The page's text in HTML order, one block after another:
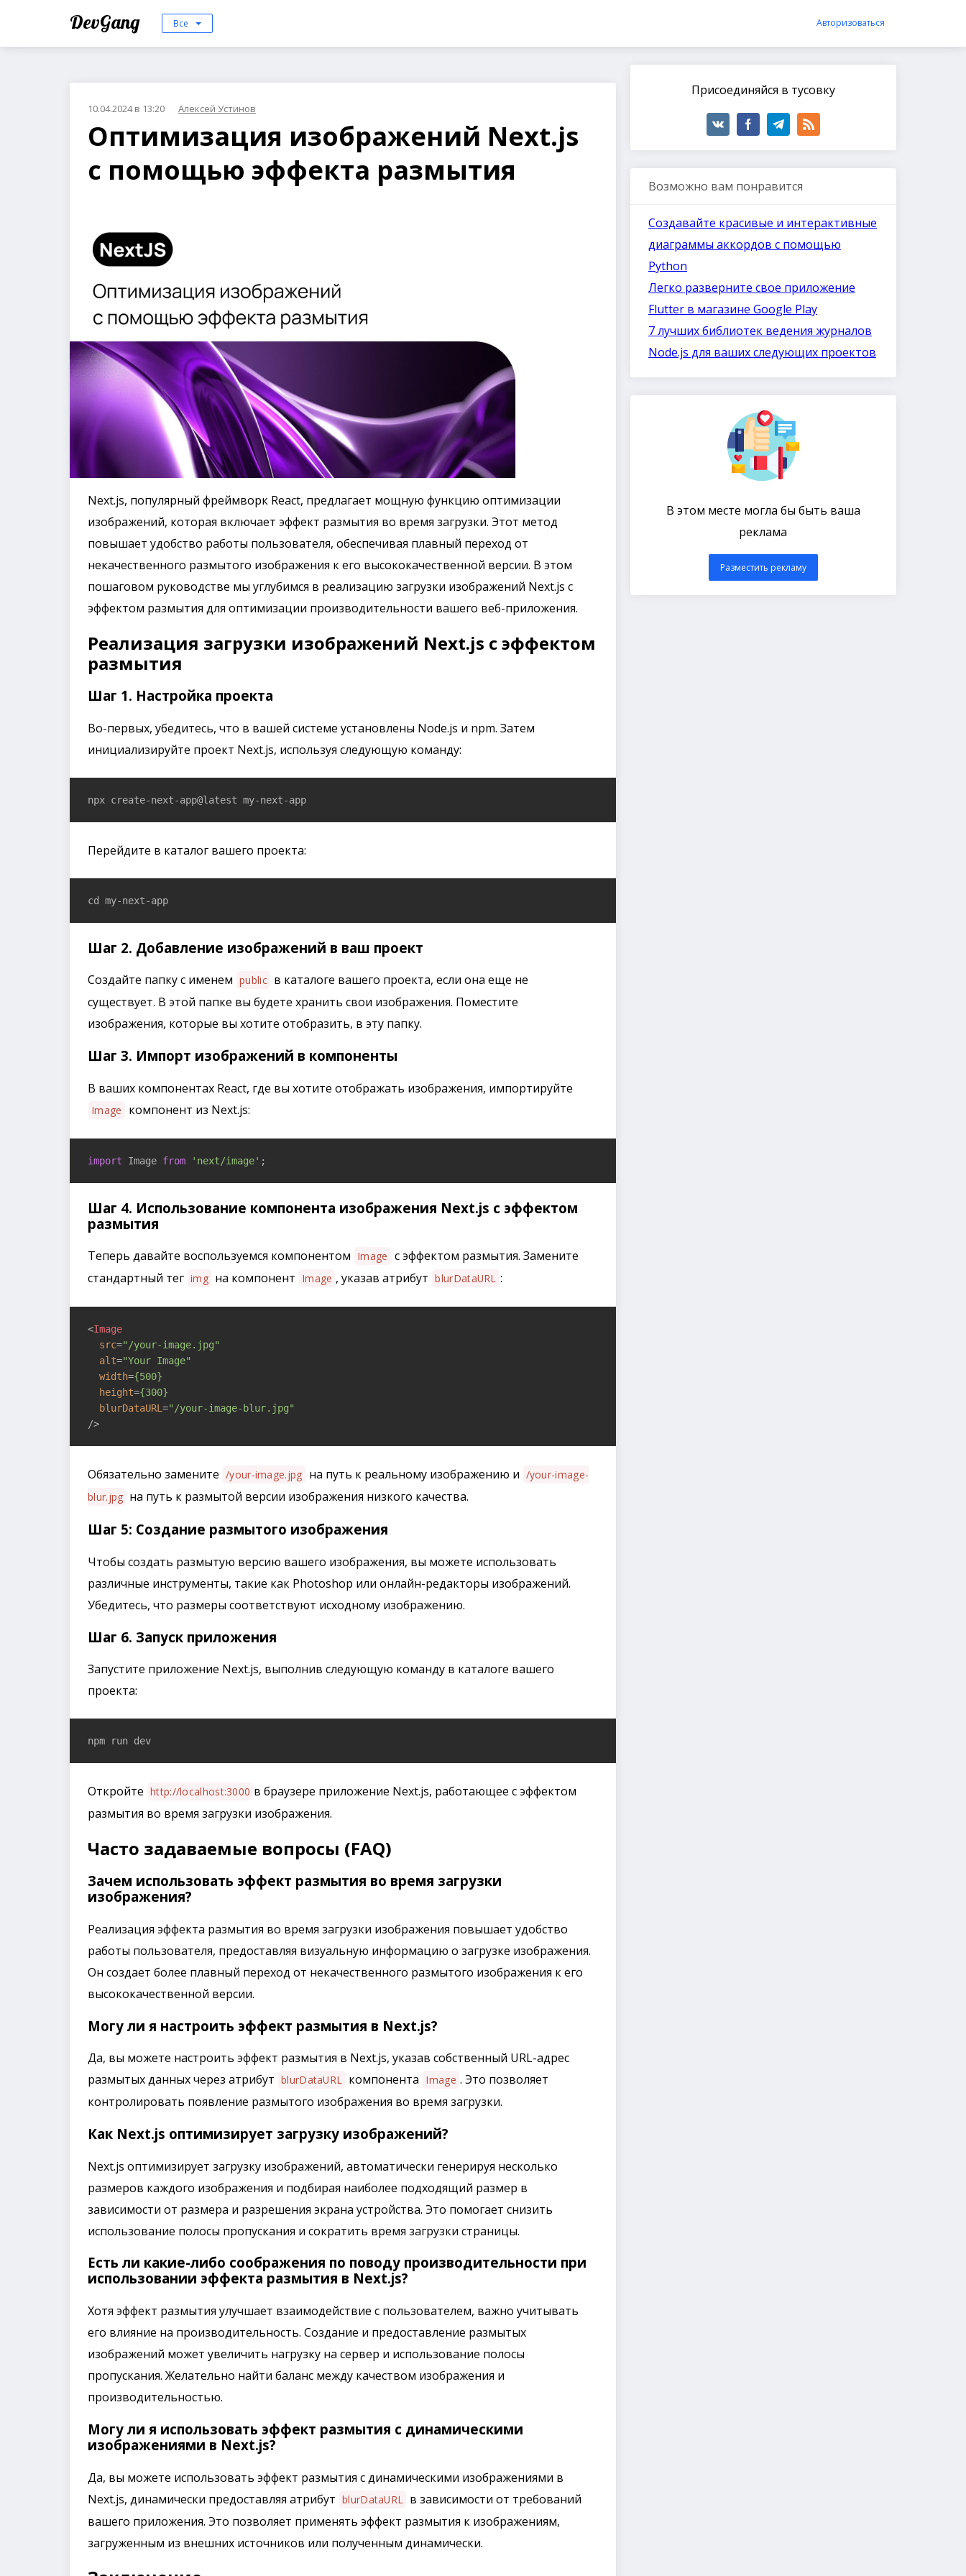
DevGang Все Авторизоваться
10.04.2024 в 13:20 Алексей Устинов
Оптимизация изображений Next.js
с помощью эффекта размытия
Next.js, популярный фреймворк React, предлагает мощную функцию оптимизации
изображений, которая включает эффект размытия во время загрузки. Этот метод
повышает удобство работы пользователя, обеспечивая плавный переход от
некачественного размытого изображения к его высококачественной версии. В этом
пошаговом руководстве мы углубимся в реализацию загрузки изображений Next.js с
эффектом размытия для оптимизации производительности вашего веб-приложения.
Реализация загрузки изображений Next.js с эффектом
размытия
Шаг 1. Настройка проекта
Во-первых, убедитесь, что в вашей системе установлены Node.js и npm. Затем
инициализируйте проект Next.js, используя следующую команду:
npx create-next-app@latest my-next-app
Перейдите в каталог вашего проекта:
cd my-next-app
Шаг 2. Добавление изображений в ваш проект
Создайте папку с именем public в каталоге вашего проекта, если она еще не
существует. В этой папке вы будете хранить свои изображения. Поместите
изображения, которые вы хотите отобразить, в эту папку.
Шаг 3. Импорт изображений в компоненты
В ваших компонентах React, где вы хотите отображать изображения, импортируйте
Image компонент из Next.js:
import Image from 'next/image' ;
Шаг 4. Использование компонента изображения Next.js с эффектом
размытия
Теперь давайте воспользуемся компонентом Image с эффектом размытия. Замените
стандартный тег img на компонент Image , указав атрибут blurDataURL :
<Image
src="/your-image.jpg"
alt="Your Image"
width={500}
height={300}
blurDataURL="/your-image-blur.jpg"
/>
Обязательно замените /your-image.jpg на путь к реальному изображению и /your-image-
blur.jpg на путь к размытой версии изображения низкого качества.
Шаг 5: Создание размытого изображения
Чтобы создать размытую версию вашего изображения, вы можете использовать
различные инструменты, такие как Photoshop или онлайн-редакторы изображений.
Убедитесь, что размеры соответствуют исходному изображению.
Шаг 6. Запуск приложения
Запустите приложение Next.js, выполнив следующую команду в каталоге вашего
проекта:
npm run dev
Откройте http://localhost:3000 в браузере приложение Next.js, работающее с эффектом
размытия во время загрузки изображения.
Часто задаваемые вопросы (FAQ)
Зачем использовать эффект размытия во время загрузки
изображения?
Реализация эффекта размытия во время загрузки изображения повышает удобство
работы пользователя, предоставляя визуальную информацию о загрузке изображения.
Он создает более плавный переход от некачественного размытого изображения к его
высококачественной версии.
Могу ли я настроить эффект размытия в Next.js?
Да, вы можете настроить эффект размытия в Next.js, указав собственный URL-адрес
размытых данных через атрибут blurDataURL компонента Image . Это позволяет
контролировать появление размытого изображения во время загрузки.
Как Next.js оптимизирует загрузку изображений?
Next.js оптимизирует загрузку изображений, автоматически генерируя несколько
размеров каждого изображения и подбирая наиболее подходящий размер в
зависимости от размера и разрешения экрана устройства. Это помогает снизить
использование полосы пропускания и сократить время загрузки страницы.
Есть ли какие-либо соображения по поводу производительности при
использовании эффекта размытия в Next.js?
Хотя эффект размытия улучшает взаимодействие с пользователем, важно учитывать
его влияние на производительность. Создание и предоставление размытых
изображений может увеличить нагрузку на сервер и использование полосы
пропускания. Желательно найти баланс между качеством изображения и
производительностью.
Могу ли я использовать эффект размытия с динамическими
изображениями в Next.js?
Да, вы можете использовать эффект размытия с динамическими изображениями в
Next.js, динамически предоставляя атрибут blurDataURL
в зависимости от требований
вашего приложения. Это позволяет применять эффект размытия к изображениям,
загруженным из внешних источников или полученным динамически.
Присоединяйся в тусовку
Возможно вам понравится
Создавайте красивые и интерактивные
диаграммы аккордов с помощью
Python
Легко разверните свое приложение
Flutter в магазине Google Play
7 лучших библиотек ведения журналов
Node.js для ваших следующих проектов
В этом месте могла бы быть ваша
реклама
Разместить рекламу